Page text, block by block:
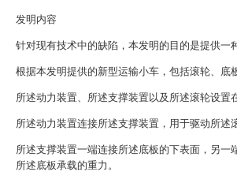
发明内容
针对现有技术中的缺陷，本发明的目的是提供一
根据本发明提供的新型运输小车，包括滚轮、底
所述动力装置、所述支撑装置以及所述滚轮设置
所述动力装置连接所述支撑装置，用于驱动所述
所述支撑装置一端连接所述底板的下表面，另一
所述底板承载的重力。